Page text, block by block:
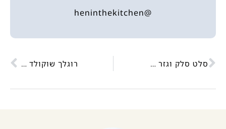
@heninthekitchen
סלט סלק וגזר עם קראנץ' גרעינים רוגלך שוקולד קלאסיים